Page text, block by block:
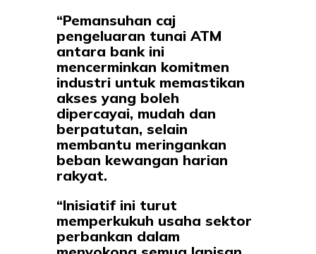
“Pemansuhan caj
pengeluaran tunai ATM
antara bank ini
mencerminkan komitmen
industri untuk memastikan
akses yang boleh
dipercayai, mudah dan
berpatutan, selain
membantu meringankan
beban kewangan harian
rakyat.
“Inisiatif ini turut
memperkukuh usaha sektor
perbankan dalam